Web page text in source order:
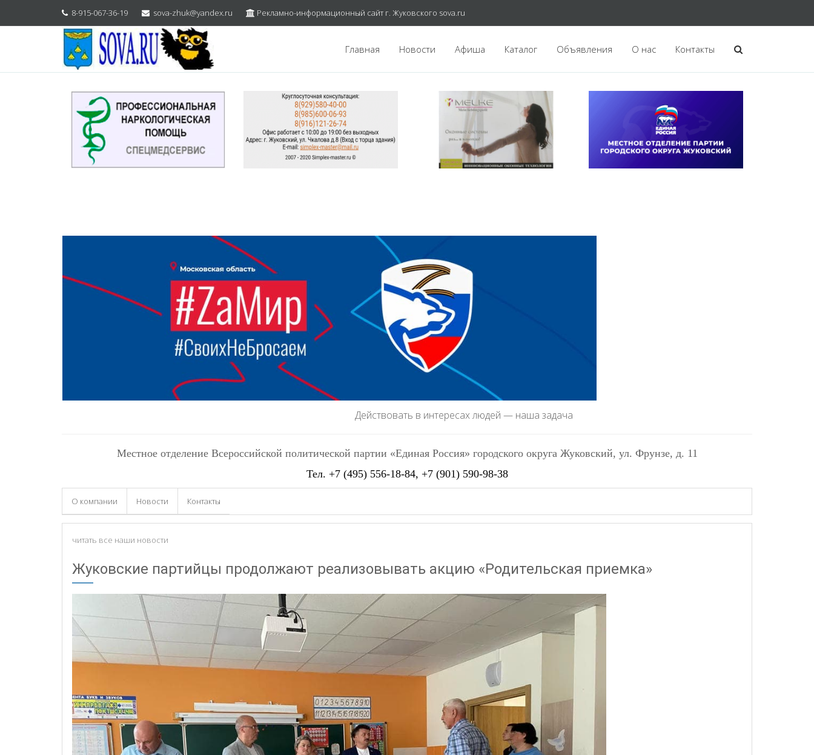
8-915-067-36-19 sova-zhuk@yandex.ru Рекламно-информационный сайт г. Жуковского sova.ru
Главная Новости Афиша Каталог Объявления О нас Контакты
Действовать в интересах людей — наша задача
Местное отделение Всероссийской политической партии «Единая Россия» городского округа Жуковский, ул. Фрунзе, д. 11
Тел. +7 (495) 556-18-84, +7 (901) 590-98-38
О компании Новости Контакты
читать все наши новости
Жуковские партийцы продолжают реализовывать акцию «Родительская приемка»